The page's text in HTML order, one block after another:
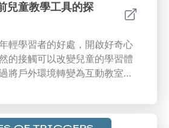
兒童教學工具的探
輕學習者的好處，開啟好奇心
的接觸可以改變兒童的學習體
將戶外環境轉變為互動教室來
力。研究支持與自然的直接經
動物或檢查植物，可以增強兒
種探究形式刺激討論，幫助兒